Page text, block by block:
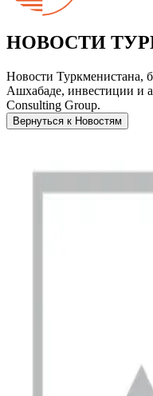
НОВОСТИ
Новости Туркменистана,
Ашхабаде, инвестиции и
Consulting Group.
Вернуться к Новостям